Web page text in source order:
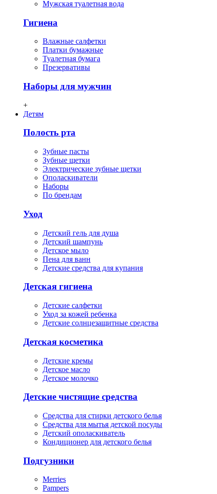
Мужская туалетная вода
Гигиена
Влажные салфетки
Платки бумажные
Туалетная бумага
Презервативы
Наборы для мужчин
+
Детям
Полость рта
Зубные пасты
Зубные щетки
Электрические зубные щетки
Ополаскиватели
Наборы
По брендам
Уход
Детский гель для душа
Детский шампунь
Детское мыло
Пена для ванн
Детские средства для купания
Детская гигиена
Детские салфетки
Уход за кожей ребенка
Детские солнцезащитные средства
Детская косметика
Детские кремы
Детское масло
Детское молочко
Детские чистящие средства
Средства для стирки детского белья
Средства для мытья детской посуды
Детский ополаскиватель
Кондиционер для детского белья
Подгузники
Merries
Pampers